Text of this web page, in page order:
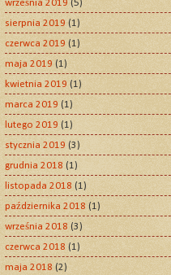
września 2019 (5)
sierpnia 2019 (1)
czerwca 2019 (1)
maja 2019 (1)
kwietnia 2019 (1)
marca 2019 (1)
lutego 2019 (1)
stycznia 2019 (3)
grudnia 2018 (1)
listopada 2018 (1)
października 2018 (1)
września 2018 (3)
czerwca 2018 (1)
maja 2018 (2)